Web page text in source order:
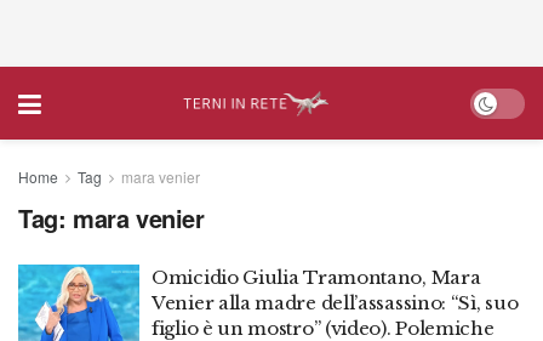
Home Tag mara venier
Tag: mara venier
Omicidio Giulia Tramontano, Mara
Venier alla madre dell’assassino: “Sì, suo
figlio è un mostro” (video). Polemiche